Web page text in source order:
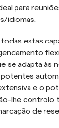
para
idiomas.
estas
se adapta às
e o
lhe controlo
de